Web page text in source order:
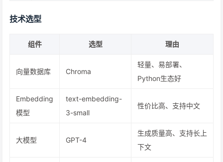
技术选型
组件 选型 理由
向量数据库 Chroma
轻量、易部署、
Python生态好
Embedding
模型
text-embedding-
3-small
性价比高、支持中文
大模型 GPT-4
生成质量高、支持长上
下文